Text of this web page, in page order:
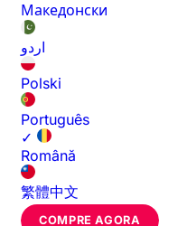
Македонски
اردو
Polski
Português
✓
Română
繁體中文
COMPRE AGORA